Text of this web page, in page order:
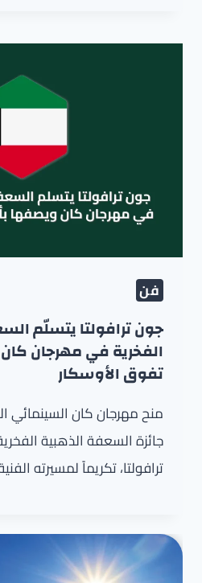
فن
جون ترافولتا يتسلّم
الفخرية في مهرجان
تفوق الأوسكار
منح مهرجان كان السينمائي
جائزة السعفة الذهبية
ترافولتا، تكريماً لمسيرته